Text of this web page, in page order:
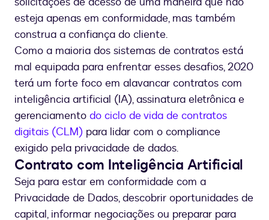
esteja apenas em conformidade, mas também
construa a confiança do cliente.
Como a maioria dos sistemas de contratos está
mal equipada para enfrentar esses desafios, 2020
terá um forte foco em alavancar contratos com
inteligência artificial (IA), assinatura eletrônica e
gerenciamento do ciclo de vida de contratos
digitais (CLM) para lidar com o compliance
exigido pela privacidade de dados.
Contrato com Inteligência Artificial
Seja para estar em conformidade com a
Privacidade de Dados, descobrir oportunidades de
capital, informar negociações ou preparar para